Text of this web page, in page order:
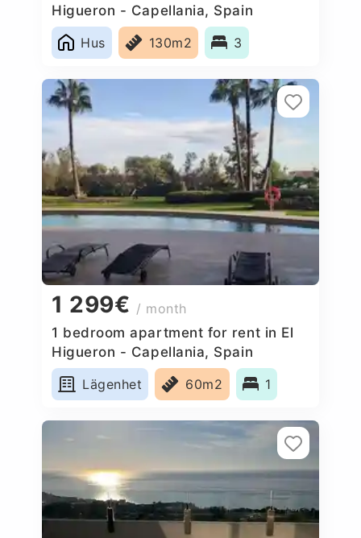
Higueron - Capellania, Spain
Hus
130m2 3
1 299€ / month
1 bedroom apartment for rent in El
Higueron - Capellania, Spain
Lägenhet
60m2 1